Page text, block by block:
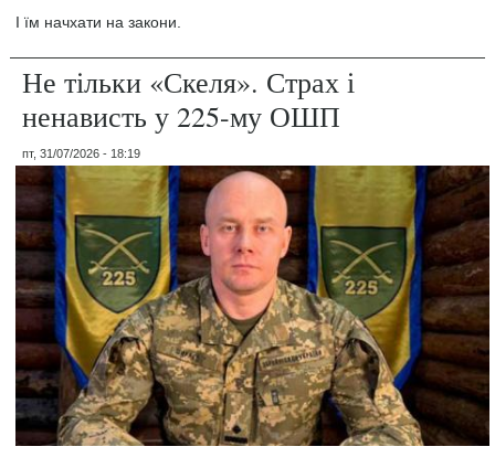
І їм начхати на закони.
Не тільки «Скеля». Страх і
ненависть у 225-му ОШП
пт, 31/07/2026 - 18:19